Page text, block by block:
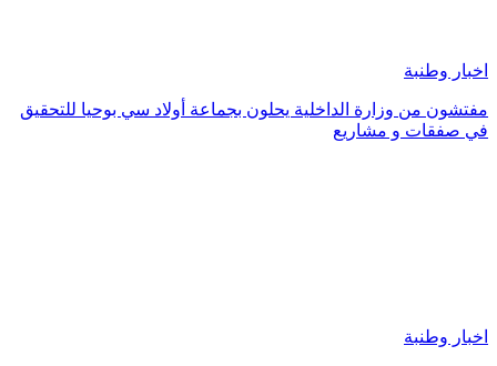
اخبار وطنبة
مفتشون من وزارة الداخلية يحلون بجماعة أولاد سي بوحيا للتحقيق
في صفقات و مشاريع
اخبار وطنبة